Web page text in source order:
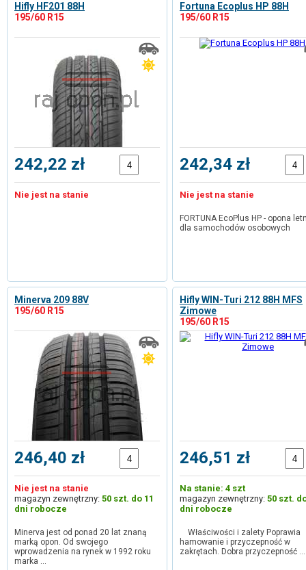
Hifly HF201 88H
195/60 R15
242,22 zł
Nie jest na stanie
Fortuna Ecoplus HP 88H
195/60 R15
242,34 zł
Nie jest na stanie
FORTUNA EcoPlus HP - opona
dla samochodów osobowych
Minerva 209 88V
195/60 R15
246,40 zł
Nie jest na stanie
magazyn zewnętrzny: 50 szt. do 11
dni robocze
Minerva jest od ponad 20 lat znaną
marką opon. Od swojego
wprowadzenia na rynek w 1992 roku
marka …
Hifly WIN-Turi 212 88H MFS
Zimowe
195/60 R15
246,51 zł
Na stanie: 4 szt
magazyn zewnętrzny: 50 szt.
dni robocze
Właściwości i zalety Poprawia
hamowanie i przyczepność w
zakrętach. Dobra przyczepność …